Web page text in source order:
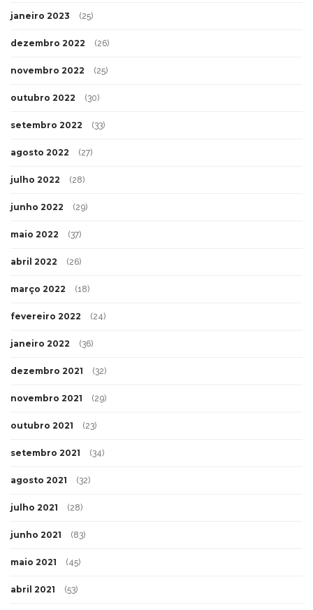
janeiro 2023 (25)
dezembro 2022 (26)
novembro 2022 (25)
outubro 2022 (30)
setembro 2022 (33)
agosto 2022 (27)
julho 2022 (28)
junho 2022 (29)
maio 2022 (37)
abril 2022 (26)
março 2022 (18)
fevereiro 2022 (24)
janeiro 2022 (36)
dezembro 2021 (32)
novembro 2021 (29)
outubro 2021 (23)
setembro 2021 (34)
agosto 2021 (32)
julho 2021 (28)
junho 2021 (83)
maio 2021 (45)
abril 2021 (53)